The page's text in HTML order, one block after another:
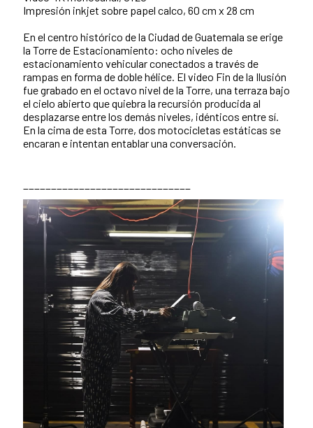
Impresión inkjet sobre papel calco, 60 cm x 28 cm
En el centro histórico de la Ciudad de Guatemala se erige
la Torre de Estacionamiento: ocho niveles de
estacionamiento vehicular conectados a través de
rampas en forma de doble hélice. El video Fin de la Ilusión
fue grabado en el octavo nivel de la Torre, una terraza bajo
el cielo abierto que quiebra la recursión producida al
desplazarse entre los demás niveles, idénticos entre sí.
En la cima de esta Torre, dos motocicletas estáticas se
encaran e intentan entablar una conversación.